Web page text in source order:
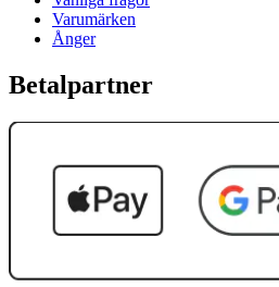
Varumärken
Ånger
Betalpartner